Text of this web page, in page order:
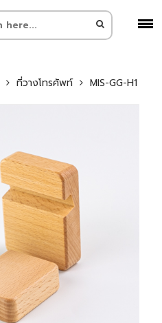
ที่วางโทรศัพท์ MIS-GG-H1